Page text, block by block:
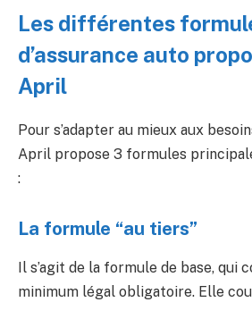
Les différentes
d’assurance auto
April
Pour s’adapter au mieux aux
April propose 3 formules
:
La formule “au tiers”
Il s’agit de la formule de base, qui
minimum légal obligatoire. Elle